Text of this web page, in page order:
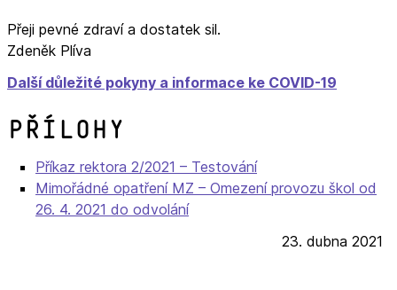
Přeji pevné zdraví a dostatek sil.
Zdeněk Plíva
Další důležité pokyny a informace ke COVID-19
Přílohy
Příkaz rektora 2/2021 – Testování
Mimořádné opatření MZ – Omezení provozu škol od
26. 4. 2021 do odvolání
23. dubna 2021